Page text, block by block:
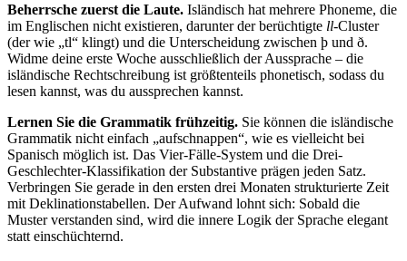
Beherrsche zuerst die Laute. Isländisch hat mehrere Phoneme, die
im Englischen nicht existieren, darunter der berüchtigte ll-Cluster
(der wie „tl“ klingt) und die Unterscheidung zwischen þ und ð.
Widme deine erste Woche ausschließlich der Aussprache – die
isländische Rechtschreibung ist größtenteils phonetisch, sodass du
lesen kannst, was du aussprechen kannst.
Lernen Sie die Grammatik frühzeitig. Sie können die isländische
Grammatik nicht einfach „aufschnappen“, wie es vielleicht bei
Spanisch möglich ist. Das Vier-Fälle-System und die Drei-
Geschlechter-Klassifikation der Substantive prägen jeden Satz.
Verbringen Sie gerade in den ersten drei Monaten strukturierte Zeit
mit Deklinationstabellen. Der Aufwand lohnt sich: Sobald die
Muster verstanden sind, wird die innere Logik der Sprache elegant
statt einschüchternd.